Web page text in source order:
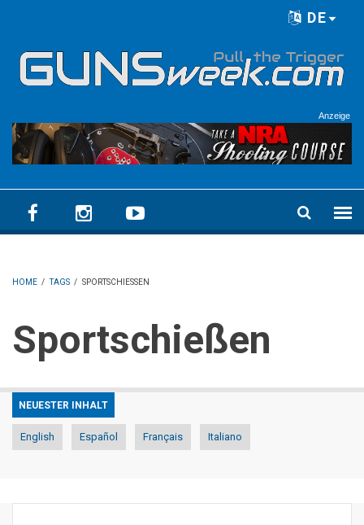
DE
Anzeige
HOME / TAGS / SPORTSCHIESSEN
Sportschießen
NEUESTER INHALT
English Español Français Italiano